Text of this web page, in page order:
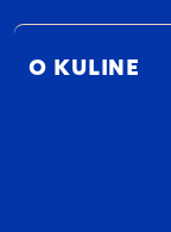
O KULINE